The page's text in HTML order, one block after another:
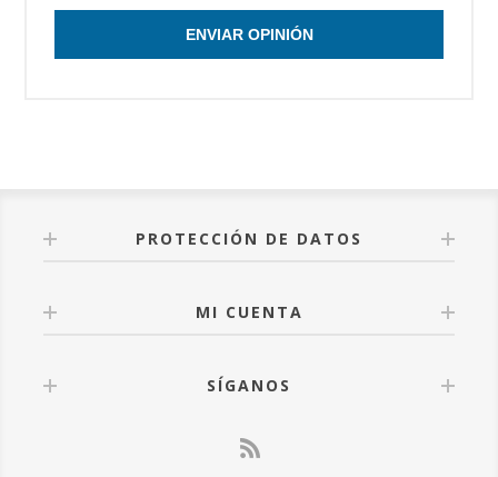
ENVIAR OPINIÓN
PROTECCIÓN DE DATOS
MI CUENTA
SÍGANOS